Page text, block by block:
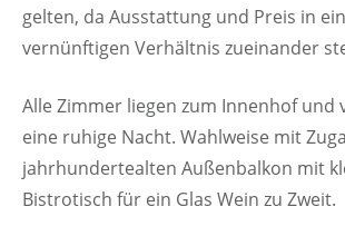
gelten, da Ausstattung und Preis in
vernünftigen Verhältnis zueinander
Alle Zimmer liegen zum Innenhof und
eine ruhige Nacht. Wahlweise mit
jahrhundertealten Außenbalkon mit
Bistrotisch für ein Glas Wein zu Zweit.